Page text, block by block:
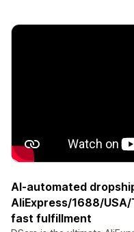
AI-automated
AliExpress/1688/
fast fulfillment